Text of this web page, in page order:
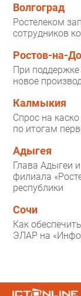
Волгоград
Ростелеком
сотрудников
Ростов-на-
При
новое
Калмыкия
Спрос на
по итогам
Адыгея
Глава Адыгеи
филиала
республики
Сочи
Как
ЭЛАР на